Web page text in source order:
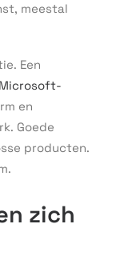
meestal
Een
Microsoft-
en
Goede
producten.
zich